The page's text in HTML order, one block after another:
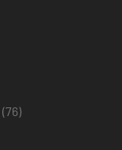
(76)